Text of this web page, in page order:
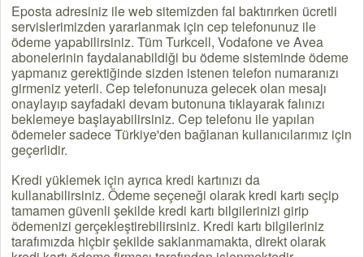
Eposta adresiniz ile web sitemizden fal baktırırken ücretli
servislerimizden yararlanmak için cep telefonunuz ile
ödeme yapabilirsiniz. Tüm Turkcell, Vodafone ve Avea
abonelerinin faydalanabildiği bu ödeme sisteminde ödeme
yapmanız gerektiğinde sizden istenen telefon numaranızı
girmeniz yeterli. Cep telefonunuza gelecek olan mesajı
onaylayıp sayfadaki devam butonuna tıklayarak falınızı
beklemeye başlayabilirsiniz. Cep telefonu ile yapılan
ödemeler sadece Türkiye'den bağlanan kullanıcılarımız için
geçerlidir.
Kredi yüklemek için ayrıca kredi kartınızı da
kullanabilirsiniz. Ödeme seçeneği olarak kredi kartı seçip
tamamen güvenli şekilde kredi kartı bilgilerinizi girip
ödemenizi gerçekleştirebilirsiniz. Kredi kartı bilgileriniz
tarafımızda hiçbir şekilde saklanmamakta, direkt olarak